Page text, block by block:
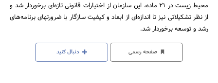
محیط زیست در 21 ماده، این سازمان از اختیارات قانونی تازه‌ای برخوردار شد و
از نظر تشکیلاتی نیز تا اندازه‌ای از ابعاد و کیفیت سازگار با ضرورتهای برنامه‌های
رشد و توسعه برخوردار شد.
صفحه رسمی دنبال کنید